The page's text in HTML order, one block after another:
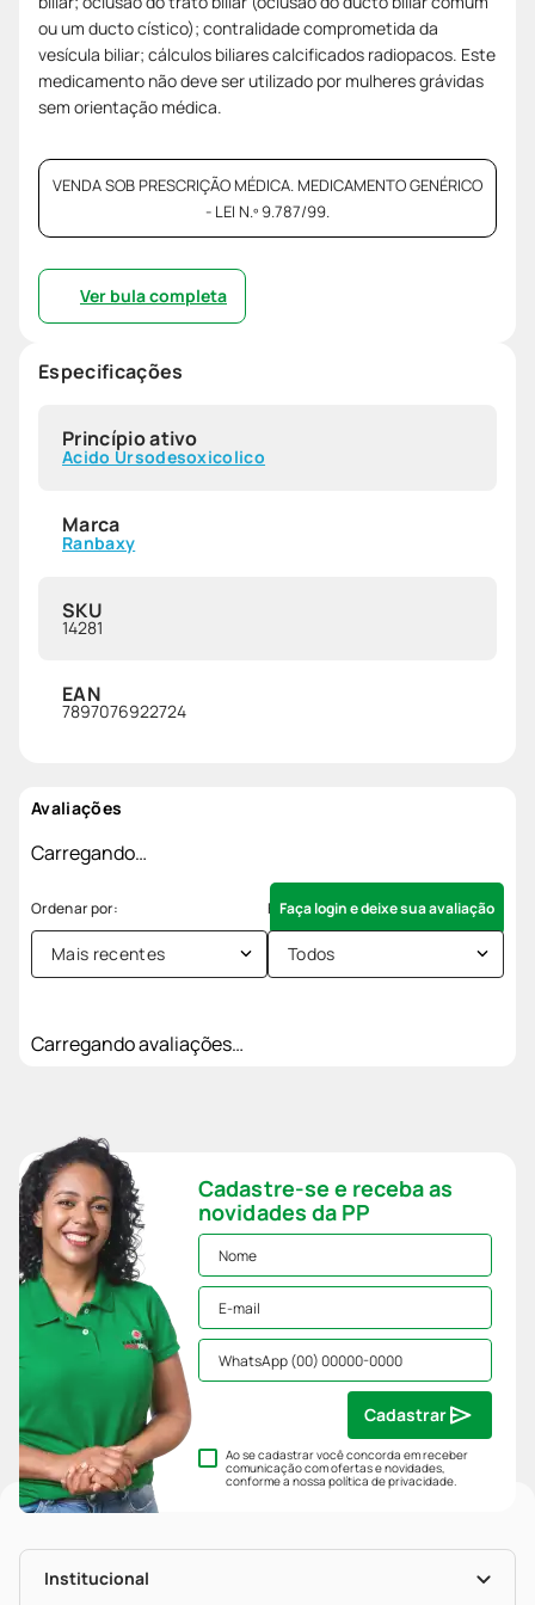
ou um ducto cístico); contralidade comprometida da
vesícula biliar; cálculos biliares calcificados radiopacos. Este
medicamento não deve ser utilizado por mulheres grávidas
sem orientação médica.
VENDA SOB PRESCRIÇÃO MÉDICA. MEDICAMENTO GENÉRICO
- LEI N.º 9.787/99.
Ver bula completa
Especificações
Princípio ativo
Acido Ursodesoxicolico
Marca
Ranbaxy
SKU
14281
EAN
7897076922724
Avaliações
Carregando…
Faça login e deixe sua avaliação
Mais recentes Todos
Carregando avaliações…
Cadastre-se e receba as
novidades da PP
Ao se cadastrar você concorda em receber
comunicação com ofertas e novidades,
conforme a nossapolítica de privacidade.
Cadastrar
Institucional